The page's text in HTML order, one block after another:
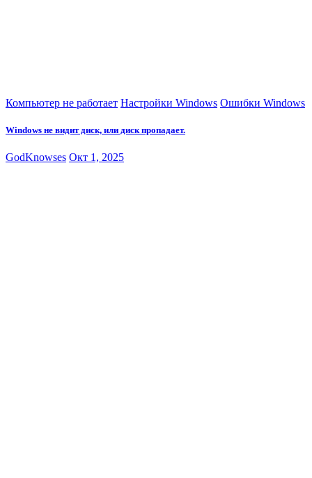
Компьютер не работает Настройки Windows Ошибки Windows
Windows не видит диск, или диск пропадает.
GodKnowses Окт 1, 2025